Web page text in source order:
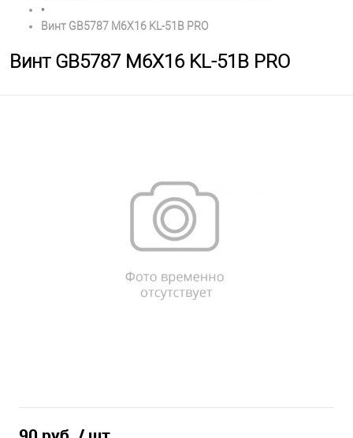
•
Винт GB5787 M6X16 KL-51B PRO
Винт GB5787 M6X16 KL-51B PRO